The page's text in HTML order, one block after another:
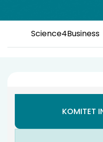
Science4Business
KOMITET